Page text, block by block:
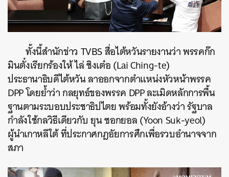
ทั้งนี้สำนักข่าว TVBS สื่อไต้หวันรายงานว่า พรรคก๊ก
มินตั๋งเรียกร้องให้ ไล่ ชิงเต๋อ (Lai Ching-te)
ประธานาธิบดีไต้หวัน ลาออกจากตำแหน่งหัวหน้าพรรค
DPP โดยย้ำว่า กลยุทธ์ของพรรค DPP ละเมิดหลักการพื้น
ฐานตามระบอบประชาธิปไตย พร้อมทั้งยังอ้างว่า รัฐบาล
กำลังใช้กลวิธีเดียวกับ ยุน ซอกยอล (Yoon Suk-yeol)
ผู้นำเกาหลีใต้ ที่ประกาศกฎอัยการศึกเพื่อรวบอำนาจจาก
สภา
ค้นหา
SHARE TWEET LINE EMAIL